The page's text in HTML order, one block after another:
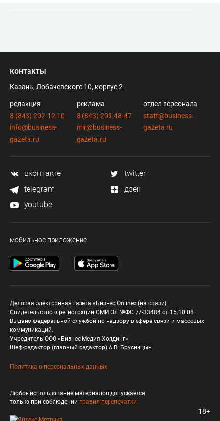
контакты
Казань, Лобачевского 10, корпус 2
редакция
8 (843) 202-12-10
info@business-
gazeta.ru
реклама
8 (843) 203-48-47
mir@business-
gazeta.ru
отдел персонала
staff@business-
gazeta.ru
вконтакте
twitter
telegram
дзен
youtube
мобильное приложение
Деловая электронная газета «Бизнес Online» (на связи).
Свидетельство о регистрации СМИ Эл №ФС 77-33484 от 15.10.08.
Выдано федеральной службой по надзору в сфере связи и массовых
коммуникаций.
Учредитель ООО «Бизнес Медия Холдинг»
Шеф-редактор (главный редактор) А.В. Брусницын
Политика о персональных данных
Любое использование материалов допускается
только при соблюдении правил перепечатки
18+